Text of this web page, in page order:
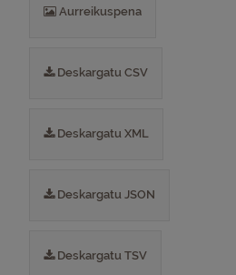
Aurreikuspena
Deskargatu CSV
Deskargatu XML
Deskargatu JSON
Deskargatu TSV